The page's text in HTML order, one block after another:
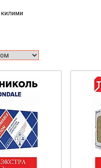
килими